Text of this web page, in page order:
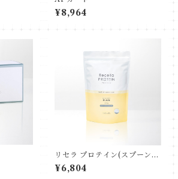
¥8,964
リセラ プロテイン(スプーン付
き)
¥6,804